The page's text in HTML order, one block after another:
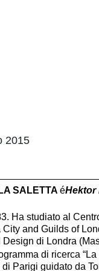
2015
LA SALETTA éHektor
Ha studiato al
and Guilds of
di Londra
di ricerca “La
Parigi guidato da